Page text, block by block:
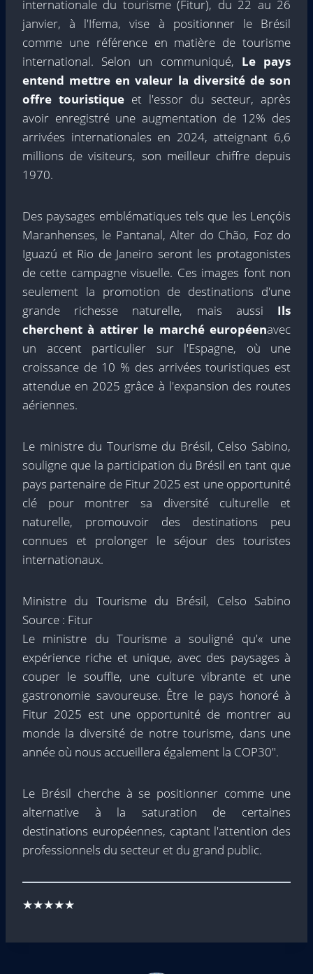
internationale du tourisme (Fitur), du 22 au 26
janvier, à l'Ifema, vise à positionner le Brésil
comme une référence en matière de tourisme
international. Selon un communiqué, Le pays
entend mettre en valeur la diversité de son
offre touristique et l'essor du secteur, après
avoir enregistré une augmentation de 12% des
arrivées internationales en 2024, atteignant 6,6
millions de visiteurs, son meilleur chiffre depuis
1970.
Des paysages emblématiques tels que les Lençóis
Maranhenses, le Pantanal, Alter do Chão, Foz do
Iguazú et Rio de Janeiro seront les protagonistes
de cette campagne visuelle. Ces images font non
seulement la promotion de destinations d'une
grande richesse naturelle, mais aussi Ils
cherchent à attirer le marché européenavec
un accent particulier sur l'Espagne, où une
croissance de 10 % des arrivées touristiques est
attendue en 2025 grâce à l'expansion des routes
aériennes.
Le ministre du Tourisme du Brésil, Celso Sabino,
souligne que la participation du Brésil en tant que
pays partenaire de Fitur 2025 est une opportunité
clé pour montrer sa diversité culturelle et
naturelle, promouvoir des destinations peu
connues et prolonger le séjour des touristes
internationaux.
Ministre du Tourisme du Brésil, Celso Sabino
Source : Fitur
Le ministre du Tourisme a souligné qu'« une
expérience riche et unique, avec des paysages à
couper le souffle, une culture vibrante et une
gastronomie savoureuse. Être le pays honoré à
Fitur 2025 est une opportunité de montrer au
monde la diversité de notre tourisme, dans une
année où nous accueillera également la COP30″.
Le Brésil cherche à se positionner comme une
alternative à la saturation de certaines
destinations européennes, captant l'attention des
professionnels du secteur et du grand public.
★★★★★